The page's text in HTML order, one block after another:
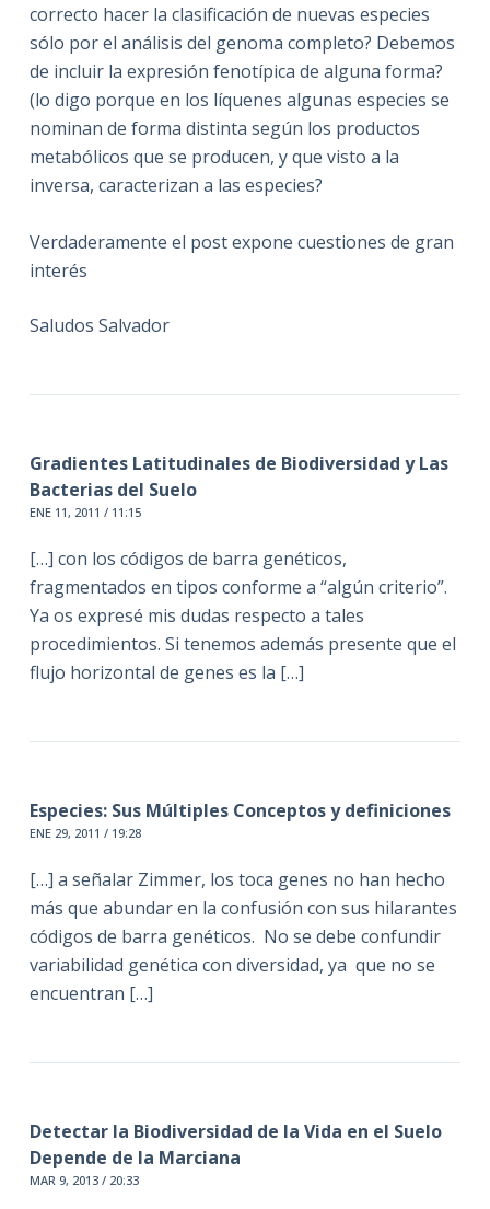
correcto hacer la clasificación de nuevas especies
sólo por el análisis del genoma completo? Debemos
de incluir la expresión fenotípica de alguna forma?
(lo digo porque en los líquenes algunas especies se
nominan de forma distinta según los productos
metabólicos que se producen, y que visto a la
inversa, caracterizan a las especies?
Verdaderamente el post expone cuestiones de gran
interés
Saludos Salvador
Gradientes Latitudinales de Biodiversidad y Las
Bacterias del Suelo
ENE 11, 2011 / 11:15
[…] con los códigos de barra genéticos,
fragmentados en tipos conforme a “algún criterio”.
Ya os expresé mis dudas respecto a tales
procedimientos. Si tenemos además presente que el
flujo horizontal de genes es la […]
Especies: Sus Múltiples Conceptos y definiciones
ENE 29, 2011 / 19:28
[…] a señalar Zimmer, los toca genes no han hecho
más que abundar en la confusión con sus hilarantes
códigos de barra genéticos. No se debe confundir
variabilidad genética con diversidad, ya que no se
encuentran […]
Detectar la Biodiversidad de la Vida en el Suelo
Depende de la Marciana
MAR 9, 2013 / 20:33